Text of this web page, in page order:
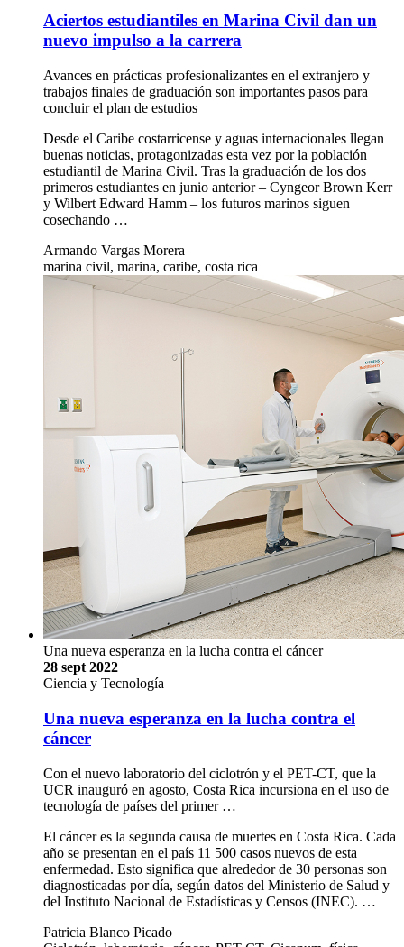
Aciertos estudiantiles en Marina Civil dan un
nuevo impulso a la carrera
Avances en prácticas profesionalizantes en el extranjero y
trabajos finales de graduación son importantes pasos para
concluir el plan de estudios
Desde el Caribe costarricense y aguas internacionales llegan
buenas noticias, protagonizadas esta vez por la población
estudiantil de Marina Civil. Tras la graduación de los dos
primeros estudiantes en junio anterior – Cyngeor Brown Kerr
y Wilbert Edward Hamm – los futuros marinos siguen
cosechando …
Armando Vargas Morera
marina civil, marina, caribe, costa rica
Una nueva esperanza en la lucha contra el cáncer
28 sept 2022
Ciencia y Tecnología
Una nueva esperanza en la lucha contra el
cáncer
Con el nuevo laboratorio del ciclotrón y el PET-CT, que la
UCR inauguró en agosto, Costa Rica incursiona en el uso de
tecnología de países del primer …
El cáncer es la segunda causa de muertes en Costa Rica. Cada
año se presentan en el país 11 500 casos nuevos de esta
enfermedad. Esto significa que alrededor de 30 personas son
diagnosticadas por día, según datos del Ministerio de Salud y
del Instituto Nacional de Estadísticas y Censos (INEC). …
Patricia Blanco Picado